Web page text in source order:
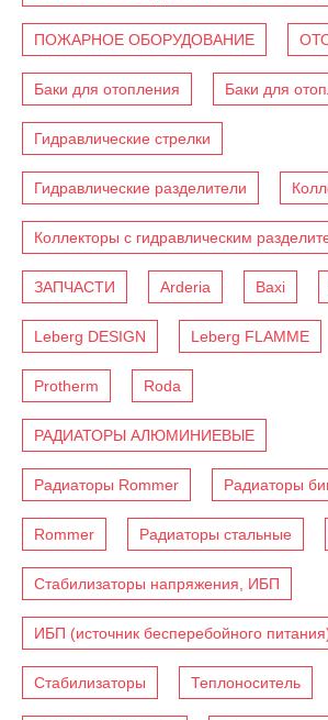
ПОЖАРНОЕ ОБОРУДОВАНИЕ
Баки для отопления Баки для
Гидравлические стрелки
Гидравлические разделители
Коллекторы с гидравлическим
ЗАПЧАСТИ Arderia Baxi
Leberg DESIGN Leberg FLAMME
Protherm Roda
РАДИАТОРЫ АЛЮМИНИЕВЫЕ
Радиаторы Rommer Радиаторы
Rommer Радиаторы стальные
Стабилизаторы напряжения, ИБП
ИБП (источник бесперебойного
Стабилизаторы Теплоноситель